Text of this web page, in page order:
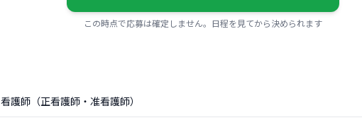
この時点で応募は確定しません。日程を見てから決められます
看護師（正看護師・准看護師）